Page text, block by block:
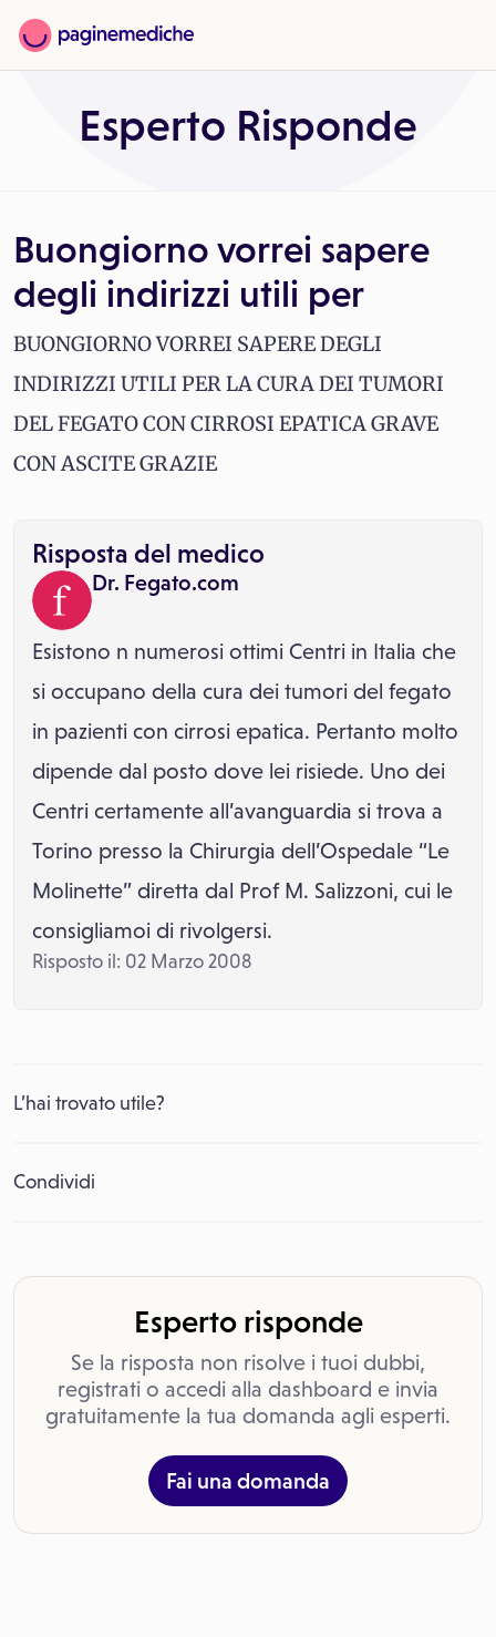
Esperto Risponde
Buongiorno vorrei sapere
degli indirizzi utili per
BUONGIORNO VORREI SAPERE DEGLI
INDIRIZZI UTILI PER LA CURA DEI TUMORI
DEL FEGATO CON CIRROSI EPATICA GRAVE
CON ASCITE GRAZIE
Risposta del medico
Dr. Fegato.com
Esistono n numerosi ottimi Centri in Italia che
si occupano della cura dei tumori del fegato
in pazienti con cirrosi epatica. Pertanto molto
dipende dal posto dove lei risiede. Uno dei
Centri certamente all’avanguardia si trova a
Torino presso la Chirurgia dell’Ospedale “Le
Molinette” diretta dal Prof M. Salizzoni, cui le
consigliamoi di rivolgersi.
Risposto il: 02 Marzo 2008
L’hai trovato utile?
Condividi
Esperto risponde
Se la risposta non risolve i tuoi dubbi,
registrati o accedi alla dashboard e invia
gratuitamente la tua domanda agli esperti.
Fai una domanda